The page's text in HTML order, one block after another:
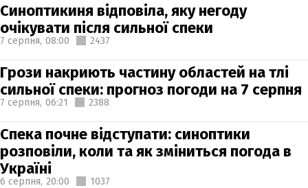
Синоптикиня відповіла, яку негоду
очікувати після сильної спеки
7 серпня, 08:00 2437
Грози накриють частину областей на тлі
сильної спеки: прогноз погоди на 7 серпня
7 серпня, 06:21 2388
Спека почне відступати: синоптики
розповіли, коли та як зміниться погода в
Україні
6 серпня, 20:00 1037